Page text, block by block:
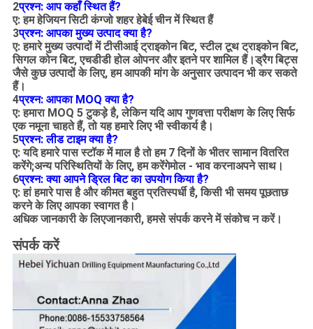
2प्रश्न: आप कहाँ स्थित हैं?
ए: हम हेजियन सिटी कंग्जो शहर हेबेई चीन में स्थित हैं
3प्रश्न: आपका मुख्य उत्पाद क्या है?
ए: हमारे मुख्य उत्पादों में टीसीआई ट्राइकोन बिट, स्टील टूथ ट्राइकोन बिट,
सिगल कोन बिट, एचडीडी होल ओपनर और इतने पर शामिल हैं।ड्रैग बिट्स
जैसे कुछ उत्पादों के लिए, हम आपकी मांग के अनुसार उत्पादन भी कर सकते
हैं।
4प्रश्न: आपका MOQ क्या है?
ए: हमारा MOQ 5 टुकड़े है, लेकिन यदि आप गुणवत्ता परीक्षण के लिए सिर्फ
एक नमूना चाहते हैं, तो यह हमारे लिए भी स्वीकार्य है।
5प्रश्न: लीड टाइम क्या है?
ए: यदि हमारे पास स्टॉक में माल है तो हम 7 दिनों के भीतर सामान वितरित
करेंगे;अन्य परिस्थितियों के लिए, हम करेंगेमोल - भाव करनाअपने साथ।
6प्रश्न: क्या आपने ड्रिल बिट का उपयोग किया है?
ए: हां हमारे पास है और कीमत बहुत प्रतिस्पर्धी है, किसी भी समय पूछताछ
करने के लिए आपका स्वागत है।
अधिक जानकारी के लिएजानकारी, हमसे संपर्क करने में संकोच न करें।
संपर्क करें